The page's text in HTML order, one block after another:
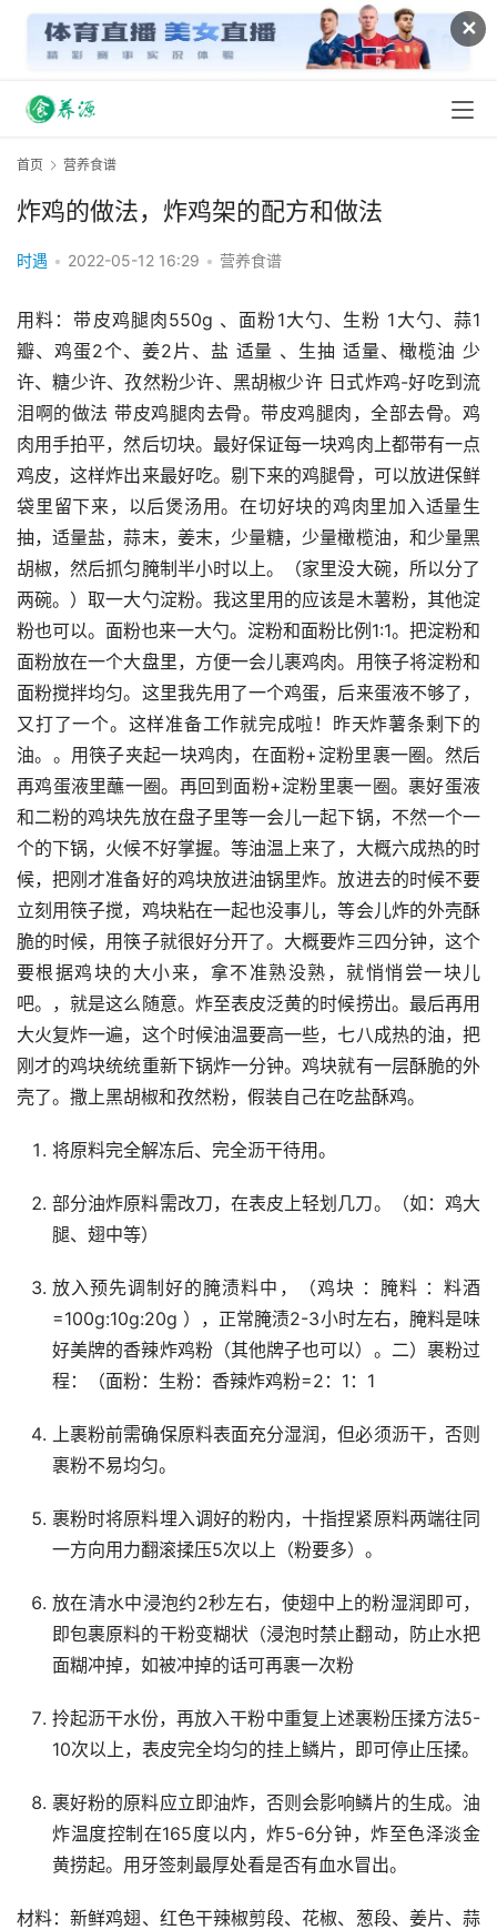
✕
首页 营养食谱
炸鸡的做法，炸鸡架的配方和做法
时遇 • 2022-05-12 16:29 • 营养食谱
用料：带皮鸡腿肉550g 、面粉1大勺、生粉 1大勺、蒜1
瓣、鸡蛋2个、姜2片、盐 适量 、生抽 适量、橄榄油 少
许、糖少许、孜然粉少许、黑胡椒少许 日式炸鸡-好吃到流
泪啊的做法 带皮鸡腿肉去骨。带皮鸡腿肉，全部去骨。鸡
肉用手拍平，然后切块。最好保证每一块鸡肉上都带有一点
鸡皮，这样炸出来最好吃。剔下来的鸡腿骨，可以放进保鲜
袋里留下来，以后煲汤用。在切好块的鸡肉里加入适量生
抽，适量盐，蒜末，姜末，少量糖，少量橄榄油，和少量黑
胡椒，然后抓匀腌制半小时以上。（家里没大碗，所以分了
两碗。）取一大勺淀粉。我这里用的应该是木薯粉，其他淀
粉也可以。面粉也来一大勺。淀粉和面粉比例1:1。把淀粉和
面粉放在一个大盘里，方便一会儿裹鸡肉。用筷子将淀粉和
面粉搅拌均匀。这里我先用了一个鸡蛋，后来蛋液不够了，
又打了一个。这样准备工作就完成啦！昨天炸薯条剩下的
油。。用筷子夹起一块鸡肉，在面粉+淀粉里裹一圈。然后
再鸡蛋液里蘸一圈。再回到面粉+淀粉里裹一圈。裹好蛋液
和二粉的鸡块先放在盘子里等一会儿一起下锅，不然一个一
个的下锅，火候不好掌握。等油温上来了，大概六成热的时
候，把刚才准备好的鸡块放进油锅里炸。放进去的时候不要
立刻用筷子搅，鸡块粘在一起也没事儿，等会儿炸的外壳酥
脆的时候，用筷子就很好分开了。大概要炸三四分钟，这个
要根据鸡块的大小来，拿不准熟没熟，就悄悄尝一块儿
吧。，就是这么随意。炸至表皮泛黄的时候捞出。最后再用
大火复炸一遍，这个时候油温要高一些，七八成热的油，把
刚才的鸡块统统重新下锅炸一分钟。鸡块就有一层酥脆的外
壳了。撒上黑胡椒和孜然粉，假装自己在吃盐酥鸡。
将原料完全解冻后、完全沥干待用。
部分油炸原料需改刀，在表皮上轻划几刀。（如：鸡大
腿、翅中等）
放入预先调制好的腌渍料中，（鸡块 ：腌料 ：料酒
=100g:10g:20g ），正常腌渍2-3小时左右，腌料是味
好美牌的香辣炸鸡粉（其他牌子也可以）。二）裹粉过
程：（面粉：生粉：香辣炸鸡粉=2：1：1
上裹粉前需确保原料表面充分湿润，但必须沥干，否则
裹粉不易均匀。
裹粉时将原料埋入调好的粉内，十指捏紧原料两端往同
一方向用力翻滚揉压5次以上（粉要多）。
放在清水中浸泡约2秒左右，使翅中上的粉湿润即可，
即包裹原料的干粉变糊状（浸泡时禁止翻动，防止水把
面糊冲掉，如被冲掉的话可再裹一次粉
拎起沥干水份，再放入干粉中重复上述裹粉压揉方法5-
10次以上，表皮完全均匀的挂上鳞片，即可停止压揉。
裹好粉的原料应立即油炸，否则会影响鳞片的生成。油
炸温度控制在165度以内，炸5-6分钟，炸至色泽淡金
黄捞起。用牙签刺最厚处看是否有血水冒出。
材料：新鲜鸡翅、红色干辣椒剪段、花椒、葱段、姜片、蒜